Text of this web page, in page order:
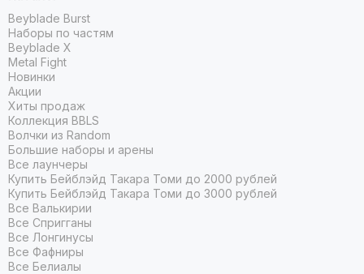
Beyblade Burst
Наборы по частям
Beyblade X
Metal Fight
Новинки
Акции
Хиты продаж
Коллекция BBLS
Волчки из Random
Большие наборы и арены
Все лаунчеры
Купить Бейблэйд Такара Томи до 2000 рублей
Купить Бейблэйд Такара Томи до 3000 рублей
Все Валькирии
Все Спригганы
Все Лонгинусы
Все Фафниры
Все Белиалы